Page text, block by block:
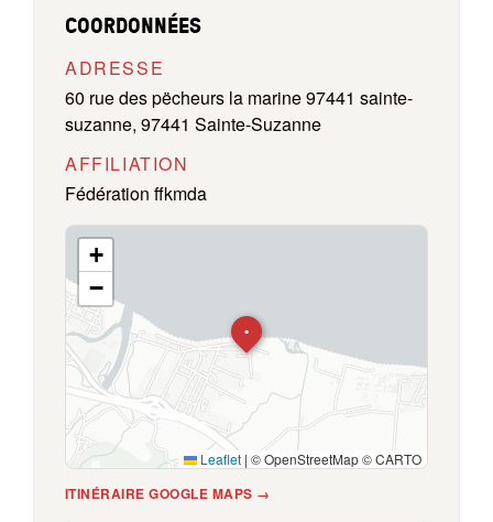
COORDONNÉES
ADRESSE
60 rue des pëcheurs la marine 97441 sainte-
suzanne, 97441 Sainte-Suzanne
AFFILIATION
Fédération ffkmda
•
+
−
Leaflet | © OpenStreetMap © CARTO
ITINÉRAIRE GOOGLE MAPS →